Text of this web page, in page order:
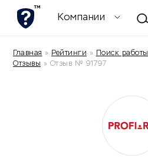
Компании
Главная » Рейтинги » Поиск работы
Отзывы » Отзыв № 91797